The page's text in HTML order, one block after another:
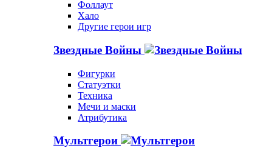
Фоллаут
Хало
Другие герои игр
Звездные Войны
Фигурки
Статуэтки
Техника
Мечи и маски
Атрибутика
Мультгерои